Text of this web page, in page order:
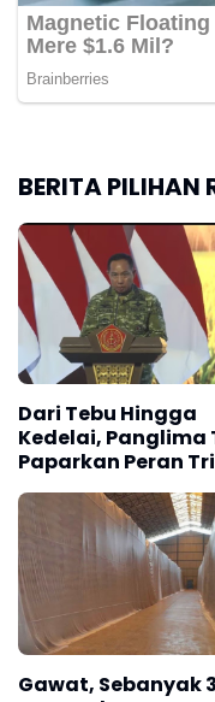
BERITA PILIHAN
Dari Tebu Hingga
Kedelai, Panglima
Paparkan Peran Tri
Matra dalam
Swasembada
Gawat, Sebanyak